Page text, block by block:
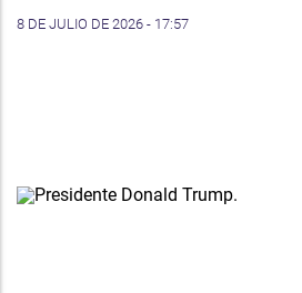
8 DE JULIO DE 2026 - 17:57